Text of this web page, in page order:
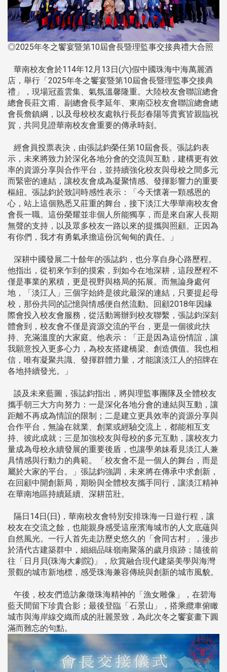
◎2025年冬之饗宴暨第10屆會長暨理監事交接典禮大合照
華南校友會於114年12月13日(六)假中國珠海中海萬麗酒
店，舉行「2025年冬之饗宴暨第10屆會長暨理監事交接典
禮」，現場冠蓋雲集、氣氛溫馨隆重。大陸校友會聯誼總會
總會長莊文甫、副總會長李延年、東南亞校友會聯誼總會總
會長詹鎮綱，以及母校校友處執行長彭春陽等貴賓皆親臨祝
賀，共同見證華南校友會重要的傳承時刻。
經會員投票表決，由張誌鈞榮任第10屆會長。張誌鈞表
示，未來將致力於深化各地分會的交流與互動，建構更有效
率的資源分享與合作平台，並持續強化校友與母校之間多元
而緊密的連結，讓校友會成為凝聚情感、發揮影響力的重要
樞紐。張誌鈞於致詞時感性表示：「今天懷著一顆感恩的
心，站上這個熟悉又莊重的舞台，接下淡江大學華南校友會
會長一職。這份榮耀並非個人所能獨享，而是來自家人長期
無聲的支持，以及眾多校友一路以來的提攜與照顧。正因為
有你們，我才有勇氣承擔這份沉甸甸的責任。」
深耕中國發展二十餘年的張誌鈞，也分享自身心路歷程。
他指出，從初來乍到的摸索，到如今在地深耕，這段歷程不
僅是事業的累積，更是視野與格局的拓展。而無論身處何
地，「淡江人」三個字始終是彼此最深的連結，只要提起母
校，那份共同的記憶與情感便自然流動。回顧2018年因緣
際會投入校友會服務，從活動籌辦到校友聯繫，張誌鈞深刻
體會到，校友會不僅是資源交流的平台，更是一個彼此扶
持、充滿溫度的大家庭。他表示：「正是因為這份情誼，讓
我願意投入更多心力，為校友搭建橋梁、創造價值。我也相
信，唯有凝聚共識、發揮群體力量，才能讓淡江人的招牌在
各地持續發光。」
談及未來藍圖，張誌鈞指出，將與理監事團隊及全體校友
攜手朝三大方向努力：一是深化各地分會的連結與互動，讓
距離不再成為情誼的限制；二是建立更具效率的資源分享與
合作平台，無論在就業、創業或經驗交流上，都能相互支
持、彼此成就；三是加強校友與母校的多元互動，讓校友力
量成為母校永續發展的重要後盾，也讓學弟妹看見淡江人兼
具情感與行動力的典範。「校友會不是一個人的舞台，而是
屬於大家的平台。」張誌鈞強調，未來將在傳承中求創新，
在回顧中開創新局，期盼與全體校友攜手同行，讓淡江精神
在華南地區持續延續、深耕茁壯。
隔日14日(日)，華南校友會特別安排珠海一日遊行程，讓
校友在交流之餘，也能親身感受這座濱海城市的人文底蘊與
自然風光。一行人首先走訪歷史悠久的「會同古村」，漫步
於清代古建築群中，細細品味嶺南聚落的歲月痕跡；隨後前
往「日月貝(珠海大劇院)」，欣賞融合現代建築美學與海灣
景觀的城市新地標，感受珠海兼容傳統與創新的城市風貌。
午後，校友們造訪象徵珠海精神的「漁女雕像」，在碧海
藍天間留下珍貴合影；最後登臨「石景山」，搭乘纜車俯瞰
城市與海岸線交織而成的壯麗景致，為此次冬之饗宴畫下圓
滿而難忘的句點。